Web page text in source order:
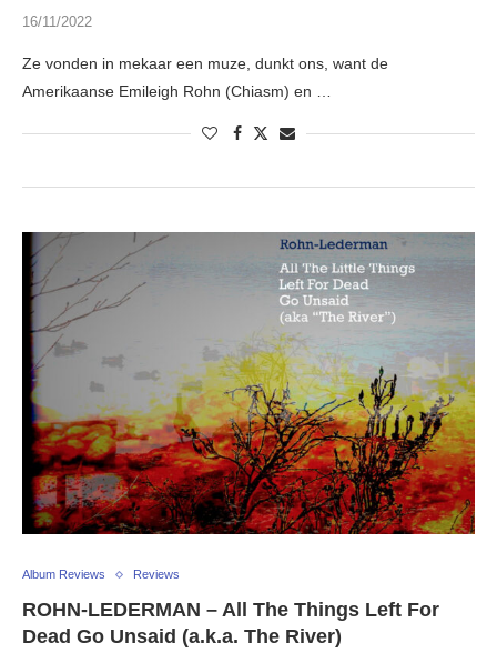
16/11/2022
Ze vonden in mekaar een muze, dunkt ons, want de
Amerikaanse Emileigh Rohn (Chiasm) en …
Album Reviews Reviews
ROHN-LEDERMAN – All The Things Left For
Dead Go Unsaid (a.k.a. The River)